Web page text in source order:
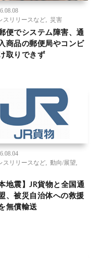
スリリースなど
災害
便でシステム障害、通
商品の郵便局やコンビ
取りできず
スリリースなど
動向/展望
地震】JR貨物と全国通
、被災自治体への救援
無償輸送